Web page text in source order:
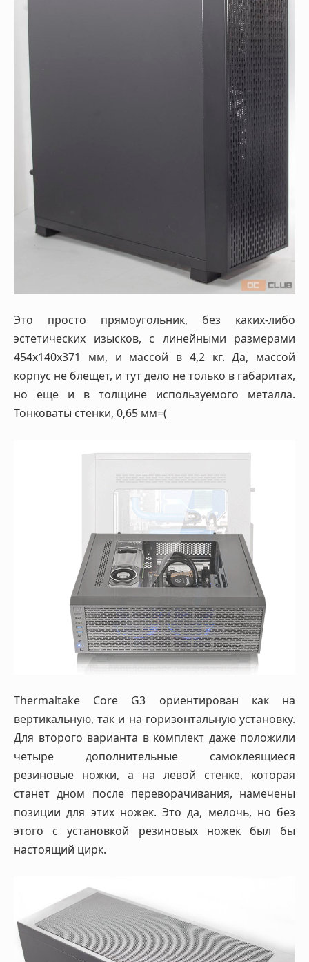
Это просто прямоугольник, без каких-либо
эстетических изысков, с линейными размерами
454х140х371 мм, и массой в 4,2 кг. Да, массой
корпус не блещет, и тут дело не только в габаритах,
но еще и в толщине используемого металла.
Тонковаты стенки, 0,65 мм=(
Thermaltake Core G3 ориентирован как на
вертикальную, так и на горизонтальную установку.
Для второго варианта в комплект даже положили
четыре дополнительные самоклеящиеся
резиновые ножки, а на левой стенке, которая
станет дном после переворачивания, намечены
позиции для этих ножек. Это да, мелочь, но без
этого с установкой резиновых ножек был бы
настоящий цирк.